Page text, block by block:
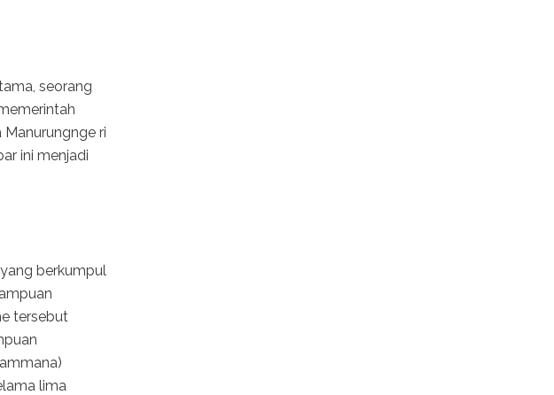
seorang
ri
ini menjadi
berkumpul
tersebut
lima